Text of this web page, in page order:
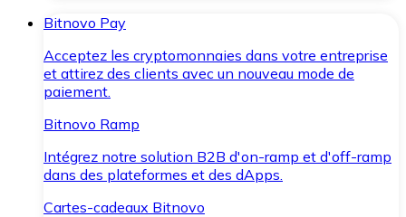
Bitnovo Pay
Acceptez les cryptomonnaies dans votre entreprise
et attirez des clients avec un nouveau mode de
paiement.
Bitnovo Ramp
Intégrez notre solution B2B d'on-ramp et d'off-ramp
dans des plateformes et des dApps.
Cartes-cadeaux Bitnovo